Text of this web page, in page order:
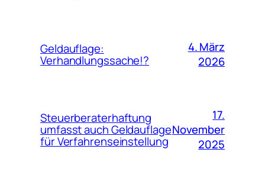
Geldauflage:
Verhandlungssache!?
4. März
2026
Steuerberaterhaftung
umfasst auch Geldauflage
für Verfahrenseinstellung
17.
November
2025